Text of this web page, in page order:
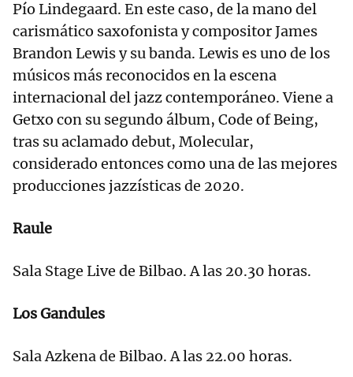
Pío Lindegaard. En este caso, de la mano del
carismático saxofonista y compositor James
Brandon Lewis y su banda. Lewis es uno de los
músicos más reconocidos en la escena
internacional del jazz contemporáneo. Viene a
Getxo con su segundo álbum, Code of Being,
tras su aclamado debut, Molecular,
considerado entonces como una de las mejores
producciones jazzísticas de 2020.
Raule
Sala Stage Live de Bilbao. A las 20.30 horas.
Los Gandules
Sala Azkena de Bilbao. A las 22.00 horas.